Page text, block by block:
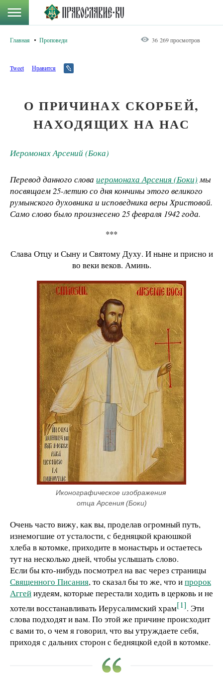
Главная Проповеди 36 269 просмотров
Tweet Нравится
О ПРИЧИНАХ СКОРБЕЙ,
НАХОДЯЩИХ НА НАС
Иеромонах Арсений (Бока)
Перевод данного слова иеромонаха Арсения (Боки)мы
посвящаем 25-летию со дня кончины этого великого
румынского духовника и исповедника веры Христовой.
Само слово было произнесено 25 февраля 1942 года.
***
Слава Отцу и Сыну и Святому Духу. И ныне и присно и
во веки веков. Аминь.
Иконографическое изображения
отца Арсения (Боки)
Очень часто вижу, как вы, проделав огромный путь,
изнемогшие от усталости, с бедняцкой краюшкой
хлеба в котомке, приходите в монастырь и остаетесь
тут на несколько дней, чтобы услышать слово.
Если бы кто-нибудь посмотрел на вас через страницы
Священного Писания, то сказал бы то же, что ипророк
Аггейиудеям, которые перестали ходить в церковь и не
хотели восстанавливать Иерусалимский храм[1]. Эти
слова подходят и вам. По этой же причине происходит
с вами то, о чем я говорил, что вы утруждаете себя,
приходя с дальних сторон с бедняцкой едой в котомке.